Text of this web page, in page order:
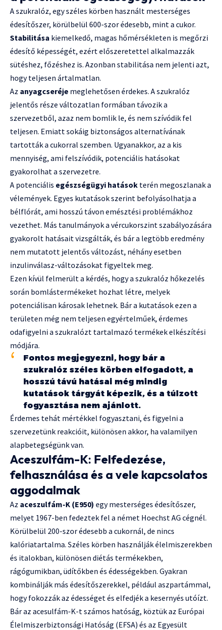
A szukralóz, egy széles körben használt mesterséges
édesítőszer, körülbelül 600-szor édesebb, mint a cukor.
Stabilitása kiemelkedő, magas hőmérsékleten is megőrzi
édesítő képességét, ezért előszeretettel alkalmazzák
sütéshez, főzéshez is. Azonban stabilitása nem jelenti azt,
hogy teljesen ártalmatlan.
Az anyagcseréje meglehetősen érdekes. A szukralóz
jelentős része változatlan formában távozik a
szervezetből, azaz nem bomlik le, és nem szívódik fel
teljesen. Emiatt sokáig biztonságos alternatívának
tartották a cukorral szemben. Ugyanakkor, az a kis
mennyiség, ami felszívódik, potenciális hatásokat
gyakorolhat a szervezetre.
A potenciális egészségügyi hatások terén megoszlanak a
vélemények. Egyes kutatások szerint befolyásolhatja a
bélflórát, ami hosszú távon emésztési problémákhoz
vezethet. Más tanulmányok a vércukorszint szabályozására
gyakorolt hatásait vizsgálták, és bár a legtöbb eredmény
nem mutatott jelentős változást, néhány esetben
inzulinválasz-változásokat figyeltek meg.
Ezen kívül felmerült a kérdés, hogy a szukralóz hőkezelés
során bomlástermékeket hozhat létre, melyek
potenciálisan károsak lehetnek. Bár a kutatások ezen a
területen még nem teljesen egyértelműek, érdemes
odafigyelni a szukralózt tartalmazó termékek elkészítési
módjára.
Fontos megjegyezni, hogy bár a
szukralóz széles körben elfogadott, a
hosszú távú hatásai még mindig
kutatások tárgyát képezik, és a túlzott
fogyasztása nem ajánlott.
Érdemes tehát mértékkel fogyasztani, és figyelni a
szervezetünk reakcióit, különösen akkor, ha valamilyen
alapbetegségünk van.
Aceszulfám-K: Felfedezése,
felhasználása és a vele kapcsolatos
aggodalmak
Az aceszulfám-K (E950) egy mesterséges édesítőszer,
melyet 1967-ben fedeztek fel a német Hoechst AG cégnél.
Körülbelül 200-szor édesebb a cukornál, de nincs
kalóriatartalma. Széles körben használják élelmiszerekben
és italokban, különösen diétás termékekben,
rágógumikban, üdítőkben és édességekben. Gyakran
kombinálják más édesítőszerekkel, például aszpartámmal,
hogy fokozzák az édességet és elfedjék a kesernyés utóízt.
Bár az acesulfám-K-t számos hatóság, köztük az Európai
Élelmiszerbiztonsági Hatóság (EFSA) és az Egyesült